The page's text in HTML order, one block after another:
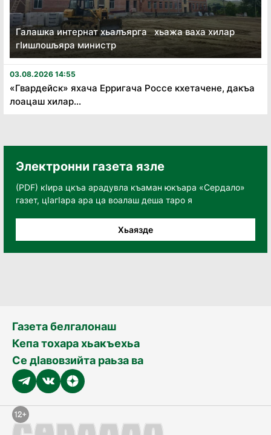
Галашка интернат хьалъярга хьажа ваха хилар
гӏишлошъяра министр
03.08.2026 14:55
«Гвардейск» яхача Ерригача Россе кхетачене, дакъа
лоацаш хилар...
Электронни газета язле
(PDF) кӀира цкъа арадувла къаман юкъара «Сердало»
газет, цӀагӀара ара ца воалаш деша таро я
Хьаязде
Газета белгалонаш
Кепа тохара хьакъехьа
Се дӀавовзийта раьза ва